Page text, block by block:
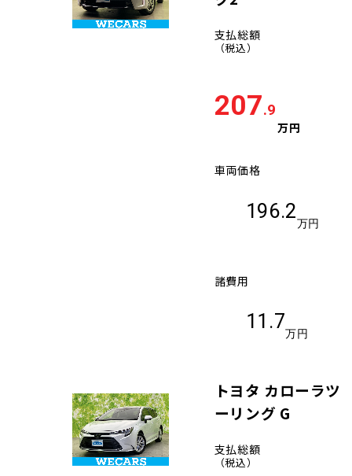
支払総額
（税込）
207.9
万円
車両価格
196.2
万円
諸費用
11.7
万円
トヨタ カローラツ
ーリング G
支払総額
（税込）